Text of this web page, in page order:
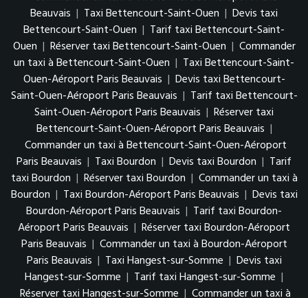
Beauvais | Taxi Bettencourt-Saint-Ouen | Devis taxi
Bettencourt-Saint-Ouen | Tarif taxi Bettencourt-Saint-
Ouen | Réserver taxi Bettencourt-Saint-Ouen | Commander
un taxi à Bettencourt-Saint-Ouen | Taxi Bettencourt-Saint-
Ouen-Aéroport Paris Beauvais | Devis taxi Bettencourt-
Saint-Ouen-Aéroport Paris Beauvais | Tarif taxi Bettencourt-
Saint-Ouen-Aéroport Paris Beauvais | Réserver taxi
Bettencourt-Saint-Ouen-Aéroport Paris Beauvais |
Commander un taxi à Bettencourt-Saint-Ouen-Aéroport
Paris Beauvais | Taxi Bourdon | Devis taxi Bourdon | Tarif
taxi Bourdon | Réserver taxi Bourdon | Commander un taxi à
Bourdon | Taxi Bourdon-Aéroport Paris Beauvais | Devis taxi
Bourdon-Aéroport Paris Beauvais | Tarif taxi Bourdon-
Aéroport Paris Beauvais | Réserver taxi Bourdon-Aéroport
Paris Beauvais | Commander un taxi à Bourdon-Aéroport
Paris Beauvais | Taxi Hangest-sur-Somme | Devis taxi
Hangest-sur-Somme | Tarif taxi Hangest-sur-Somme |
Réserver taxi Hangest-sur-Somme | Commander un taxi à